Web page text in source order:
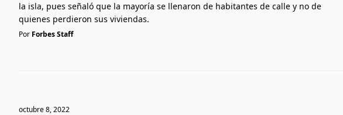
la isla, pues señaló que la mayoría se llenaron de habitantes de calle y no de
quienes perdieron sus viviendas.
Por Forbes Staff
octubre 8, 2022